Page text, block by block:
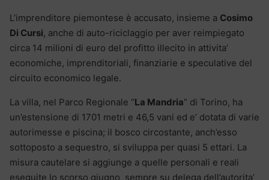
L’imprenditore piemontese è accusato, insieme a Cosimo
Di Cursi, anche di auto-riciclaggio per aver reimpiegato
circa 14 milioni di euro del profitto illecito in attivita’
economiche, imprenditoriali, finanziarie e speculative del
circuito economico legale.
La villa, nel Parco Regionale “La Mandria” di Torino, ha
un’estensione di 1701 metri e 46,5 vani ed e’ dotata di varie
autorimesse e piscina; il bosco circostante, anch’esso
sottoposto a sequestro, si sviluppa per quasi 5 ettari. La
misura cautelare si aggiunge a quelle personali e reali
eseguite lo scorso giugno, sempre su delega dell’autorita’